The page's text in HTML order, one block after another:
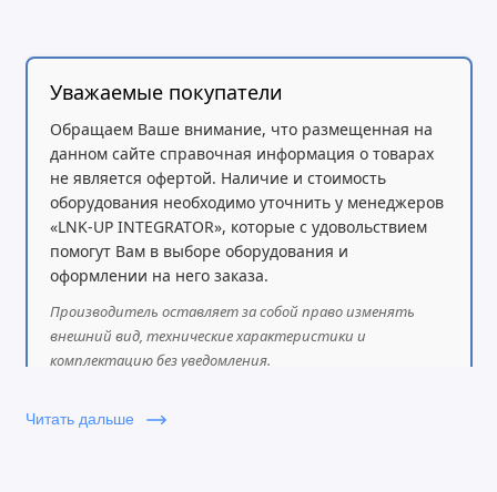
Уважаемые покупатели
Обращаем Ваше внимание, что размещенная на
данном сайте справочная информация о товарах
не является офертой. Наличие и стоимость
оборудования необходимо уточнить у менеджеров
«LNK-UP INTEGRATOR», которые с удовольствием
помогут Вам в выборе оборудования и
оформлении на него заказа.
Производитель оставляет за собой право изменять
внешний вид, технические характеристики и
комплектацию без уведомления.
Читать дальше